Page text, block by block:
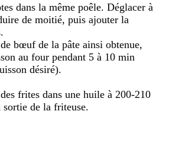
dans la même poêle. Déglacer à
de moitié, puis ajouter la
bœuf de la pâte ainsi obtenue,
au four pendant 5 à 10 min
désiré).
frites dans une huile à 200-210
sortie de la friteuse.